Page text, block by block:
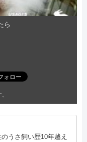
ら
うさ飼い歴10年越え